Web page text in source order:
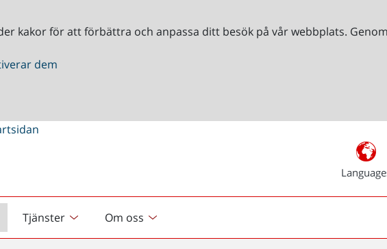
kakor för att förbättra och anpassa ditt besök på vår webbplats.
dem
Tjänster Om oss